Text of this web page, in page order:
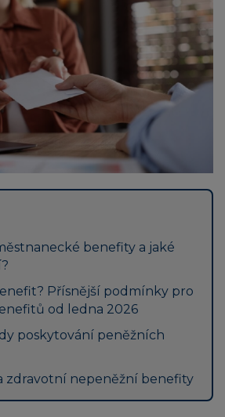
benefity a jaké
Přísnější podmínky pro
od ledna 2026
poskytování peněžních
zdravotní nepeněžní benefity